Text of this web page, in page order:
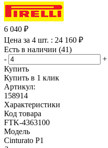
6 040 ₽
Цена за 4 шт. : 24 160 ₽
Есть в наличии (41)
-
+
Купить
Купить в 1 клик
Артикул:
158914
Характеристики
Код товара
FTK-4363100
Модель
Cinturato P1